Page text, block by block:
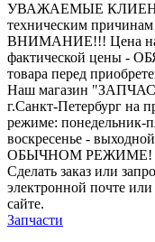
УВАЖАЕМЫЕ
техническим причинам
ВНИМАНИЕ!!! Цена на
фактической цены -
товара перед
Наш магазин
г.Санкт-Петербург на
режиме: понедельник-
воскресенье -
ОБЫЧНОМ РЕЖИМЕ!
Сделать заказ или
электронной почте
сайте.
Запчасти